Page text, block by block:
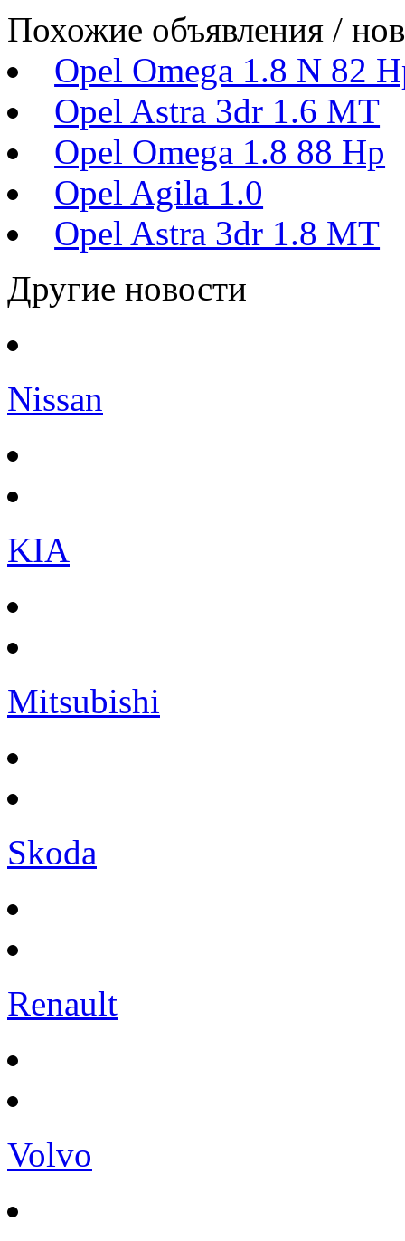
Похожие объявления /
Opel Omega 1.8 N 82
Opel Astra 3dr 1.6 MT
Opel Omega 1.8 88 Hp
Opel Agila 1.0
Opel Astra 3dr 1.8 MT
Другие новости
Nissan
KIA
Mitsubishi
Skoda
Renault
Volvo